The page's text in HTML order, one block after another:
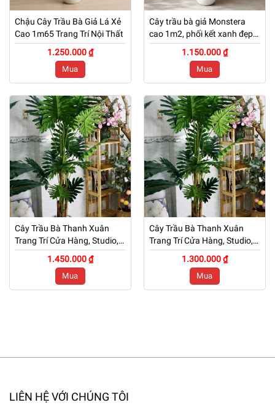
Chậu Cây Trầu Bà Giả Lá Xẻ
Cao 1m65 Trang Trí Nội Thất
1.250.000 ₫
Mua
Cây trầu bà giả Monstera
cao 1m2, phối kết xanh đẹp
tự nhiên
1.150.000 ₫
Mua
Cây Trầu Bà Thanh Xuân
Trang Trí Cửa Hàng, Studio,
Tiệm Quán, Văn Phòng, Nhà
Cửa – Cao 1m7 – Mã: PN-
1.450.000 ₫
Mua
Cây Trầu Bà Thanh Xuân
Trang Trí Cửa Hàng, Studio,
Tiệm Quán, Văn Phòng, Nhà
Cửa – Cao 1m5 – Mã: PN-
1.300.000 ₫
Mua
LIÊN HỆ VỚI CHÚNG TÔI